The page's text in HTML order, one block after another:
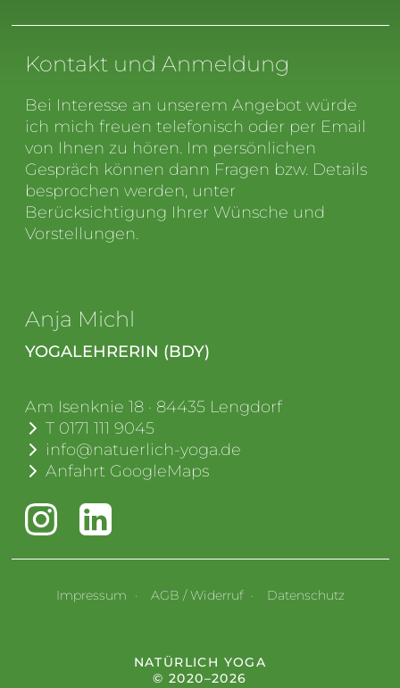
Kontakt und Anmeldung
Bei Interesse an unserem Angebot würde
ich mich freuen telefonisch oder per Email
von Ihnen zu hören. Im persönlichen
Gespräch können dann Fragen bzw. Details
besprochen werden, unter
Berücksichtigung Ihrer Wünsche und
Vorstellungen.
Anja Michl
YOGALEHRERIN (BDY)
Am Isenknie 18· 84435 Lengdorf
T 0171 111 9045
info@natuerlich-yoga.de
Anfahrt GoogleMaps
Impressum AGB / Widerruf Datenschutz
NATÜRLICH YOGA
© 2020–2026